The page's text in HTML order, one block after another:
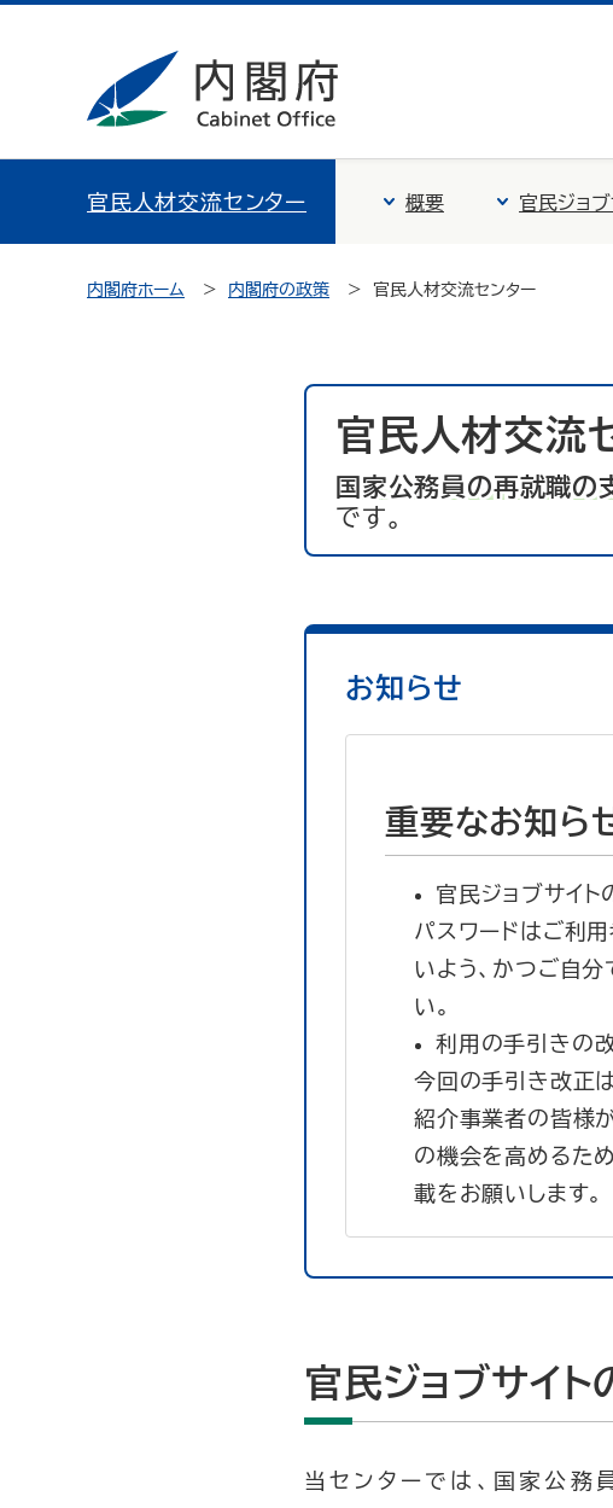
官民人材交流センター 概要 官民ジョブ
内閣府ホーム 内閣府の政策 官民人材交流センター
官民人材交流
国家公務員の再就職の
です。
お知らせ
重要なお知ら
官民ジョブサイ
パスワードはご利
いよう、かつご自
い。
利用の手引きの
今回の手引き改正
紹介事業者の皆様
の機会を高めるた
載をお願いします
官民ジョブサイト
当センターでは、国家公務